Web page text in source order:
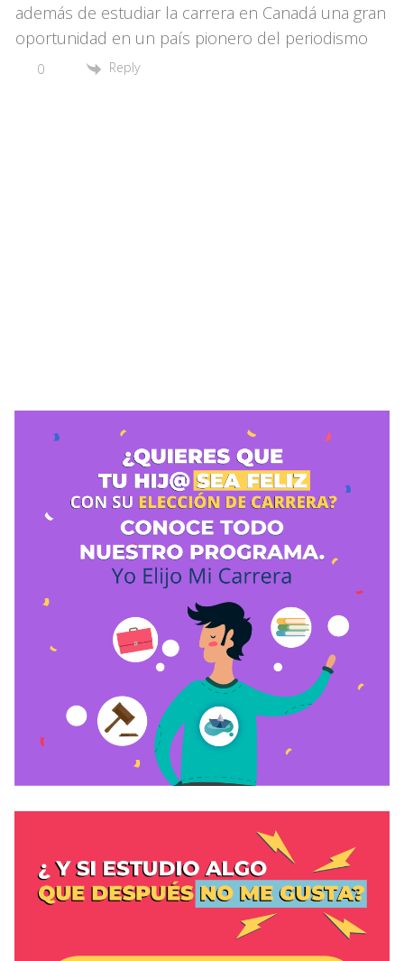
además de estudiar la carrera en Canadá una gran
oportunidad en un país pionero del periodismo
0 Reply